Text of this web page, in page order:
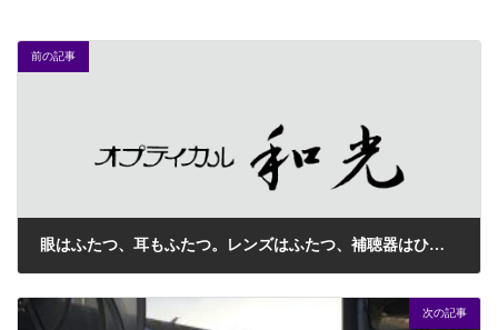
前の記事
眼はふたつ、耳もふたつ。レンズはふたつ、補聴器はひとつ？ふたつ？
次の記事